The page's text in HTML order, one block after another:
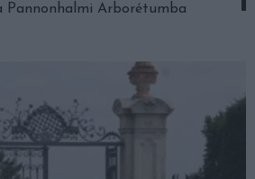
Pannonhalmi Arborétumba